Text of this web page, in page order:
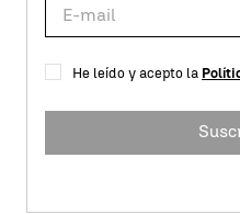
He leído y acepto la